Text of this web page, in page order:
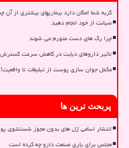
گربه شما امکان دارد بیماریهای بیشتری از آن
صیانت از خود انجام دهید
چرا رگ های دست متورم می شوند
تأثیر داروهای دیابت در کاهش سرعت
مکمل جوان سازی پوست از تبلیغات تا واقعیت!
پربحث ترین ها
انتشار اسامی ژل های بدون مجوز شستشوی
مجلس برای یاری صنعت دارو چه کرده است